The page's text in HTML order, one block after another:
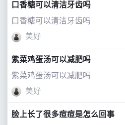
口香糖可以清洁牙齿吗
口香糖可以清洁牙齿吗
美好
紫菜鸡蛋汤可以减肥吗
紫菜鸡蛋汤可以减肥吗
美好
脸上长了很多痘痘是怎么回事